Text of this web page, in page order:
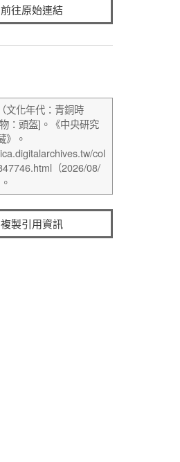
前往原始連結
複製引用資訊